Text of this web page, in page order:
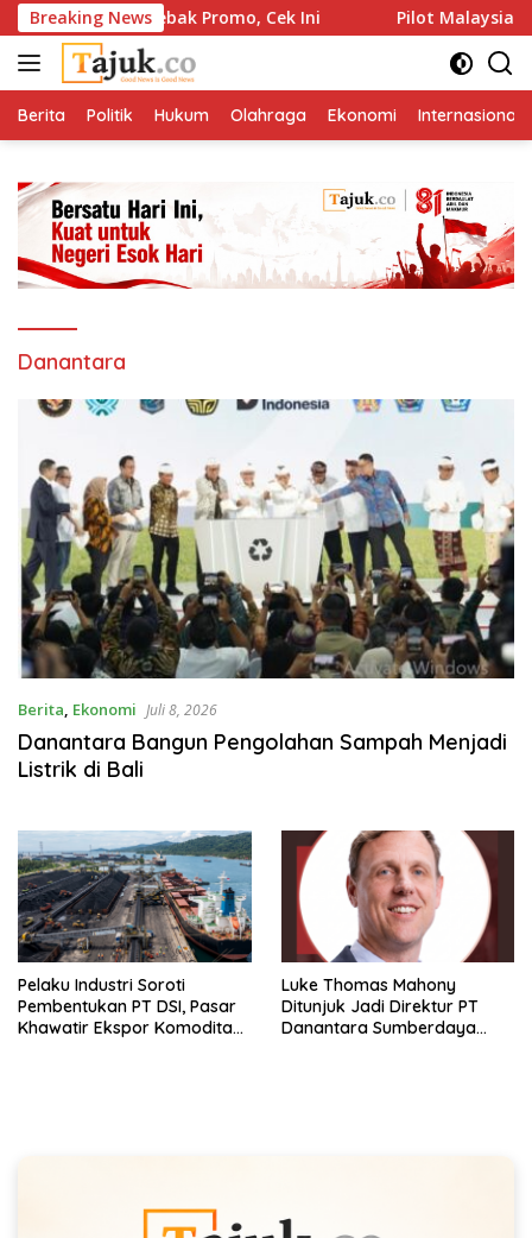
Langsung
ke
konten
Breaking News
Terjebak Promo, Cek Ini Pilot Malaysia
Berita Politik Hukum Olahraga Ekonomi Internasional
Danantara
Berita, Ekonomi Juli 8, 2026
Danantara Bangun Pengolahan Sampah Menjadi
Listrik di Bali
Pelaku Industri Soroti
Pembentukan PT DSI, Pasar
Khawatir Ekspor Komoditas
Luke Thomas Mahony
Ditunjuk Jadi Direktur PT
Danantara Sumberdaya